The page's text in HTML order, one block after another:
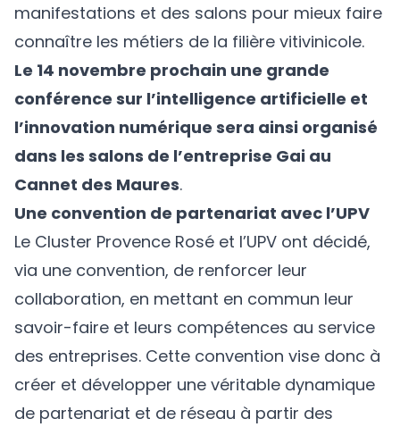
manifestations et des salons pour mieux faire
connaître les métiers de la filière vitivinicole.
Le 14 novembre prochain une grande
conférence sur l’intelligence artificielle et
l’innovation numérique sera ainsi organisé
dans les salons de l’entreprise Gai au
Cannet des Maures.
Une convention de partenariat avec l’UPV
Le Cluster Provence Rosé et l’UPV ont décidé,
via une convention, de renforcer leur
collaboration, en mettant en commun leur
savoir-faire et leurs compétences au service
des entreprises. Cette convention vise donc à
créer et développer une véritable dynamique
de partenariat et de réseau à partir des